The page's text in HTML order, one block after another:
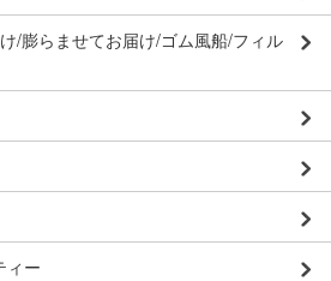
/膨らませてお届け/ゴム風船/フィル
ィー